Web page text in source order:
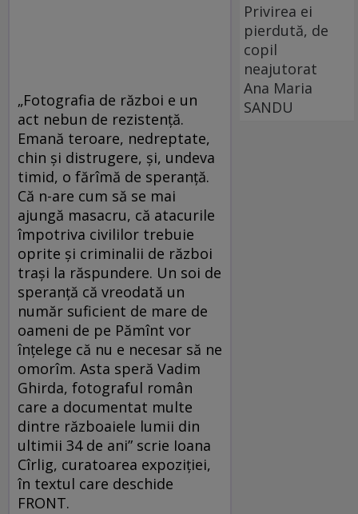
„Fotografia de război e un
act nebun de rezistență.
Emană teroare, nedreptate,
chin și distrugere, și, undeva
timid, o fărîmă de speranță.
Că n-are cum să se mai
ajungă masacru, că atacurile
împotriva civililor trebuie
oprite și criminalii de război
trași la răspundere. Un soi de
speranță că vreodată un
număr suficient de mare de
oameni de pe Pămînt vor
înțelege că nu e necesar să ne
omorîm. Asta speră Vadim
Ghirda, fotograful român
care a documentat multe
dintre războaiele lumii din
ultimii 34 de ani” scrie Ioana
Cîrlig, curatoarea expoziției,
în textul care deschide
FRONT.
Privirea ei
pierdută, de
copil
neajutorat
Ana Maria
SANDU